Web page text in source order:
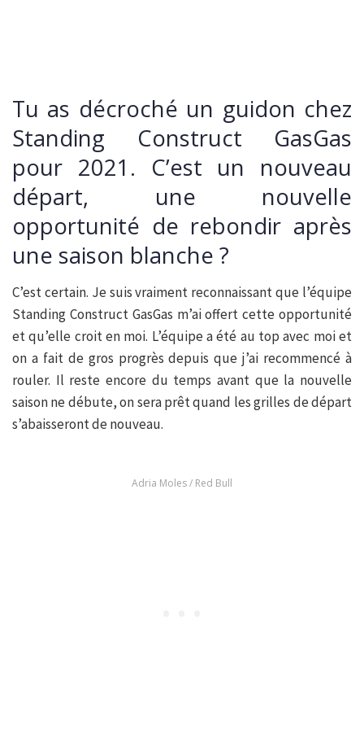
Tu as décroché un guidon chez
Standing Construct GasGas
pour 2021. C’est un nouveau
départ, une nouvelle
opportunité de rebondir après
une saison blanche ?
C’est certain. Je suis vraiment reconnaissant que l’équipe
Standing Construct GasGas m’ai offert cette opportunité
et qu’elle croit en moi. L’équipe a été au top avec moi et
on a fait de gros progrès depuis que j’ai recommencé à
rouler. Il reste encore du temps avant que la nouvelle
saison ne débute, on sera prêt quand les grilles de départ
s’abaisseront de nouveau.
Adria Moles / Red Bull